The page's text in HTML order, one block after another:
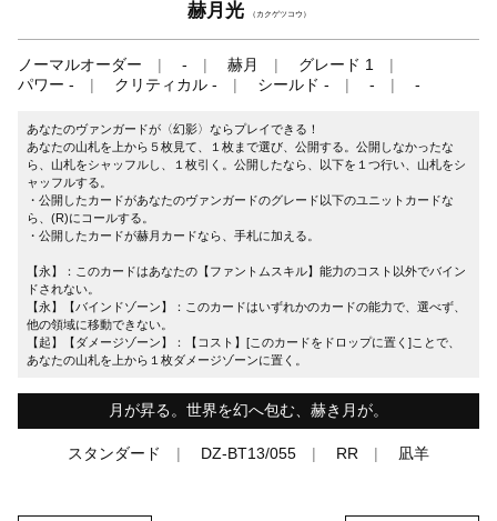
赫月光 （カクゲツコウ）
ノーマルオーダー - 赫月
グレード 1
パワー -
クリティカル - シールド - - -
あなたのヴァンガードが〈幻影〉ならプレイできる！
あなたの山札を上から５枚見て、１枚まで選び、公開する。公開しなかったな
ら、山札をシャッフルし、１枚引く。公開したなら、以下を１つ行い、山札をシ
ャッフルする。
・公開したカードがあなたのヴァンガードのグレード以下のユニットカードな
ら、(R)にコールする。
・公開したカードが赫月カードなら、手札に加える。
【永】：このカードはあなたの【ファントムスキル】能力のコスト以外でバイン
ドされない。
【永】【バインドゾーン】：このカードはいずれかのカードの能力で、選べず、
他の領域に移動できない。
【起】【ダメージゾーン】：【コスト】[このカードをドロップに置く]ことで、
あなたの山札を上から１枚ダメージゾーンに置く。
月が昇る。世界を幻へ包む、赫き月が。
スタンダード DZ-BT13/055 RR 凪羊